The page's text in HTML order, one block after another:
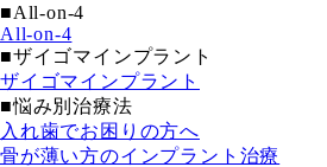
■All-on-4
All-on-4
■ザイゴマインプラント
ザイゴマインプラント
■悩み別治療法
入れ歯でお困りの方へ
骨が薄い方のインプラント治療